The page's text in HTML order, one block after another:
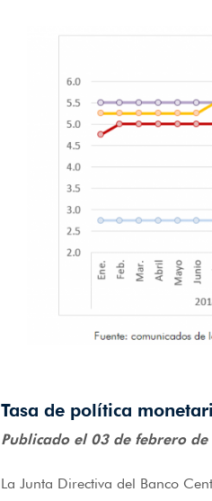
Tasa de política
Publicado el 03 de febrero de
La Junta Directiva del Banco